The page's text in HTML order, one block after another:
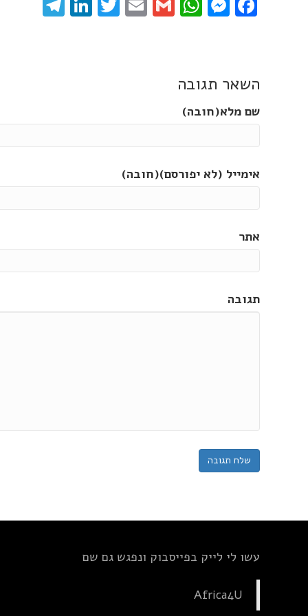
השאר תגובה
שם מלא(חובה)
אימייל (לא יפורסם)(חובה)
אתר
תגובה
עשו לי לייק בפייסבוק ונפגש גם שם
Africa4U